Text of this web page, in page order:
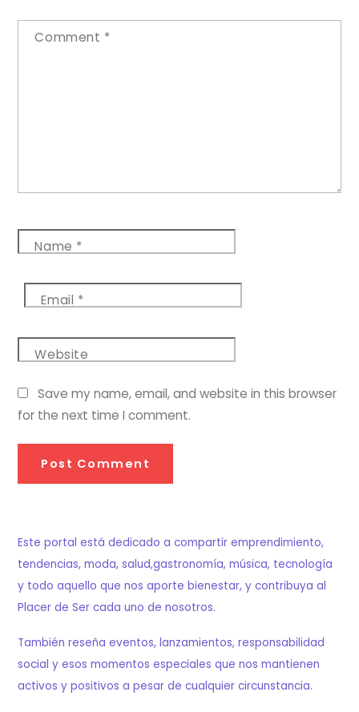
Comment *
Name *
Email *
Website
Save my name, email, and website in this browser
for the next time I comment.
Este portal está dedicado a compartir emprendimiento,
tendencias, moda, salud,gastronomía, música, tecnología
y todo aquello que nos aporte bienestar, y contribuya al
Placer de Ser cada uno de nosotros.
También reseña eventos, lanzamientos, responsabilidad
social y esos momentos especiales que nos mantienen
activos y positivos a pesar de cualquier circunstancia.